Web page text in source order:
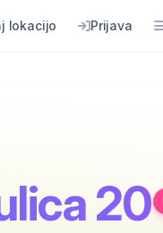
lokacijo Prijava
20